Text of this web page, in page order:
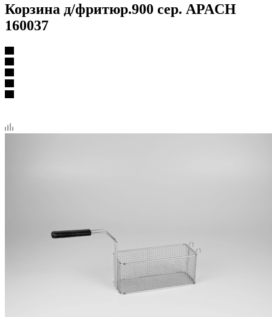
Корзина д/фритюр.900 сер. APACH
160037